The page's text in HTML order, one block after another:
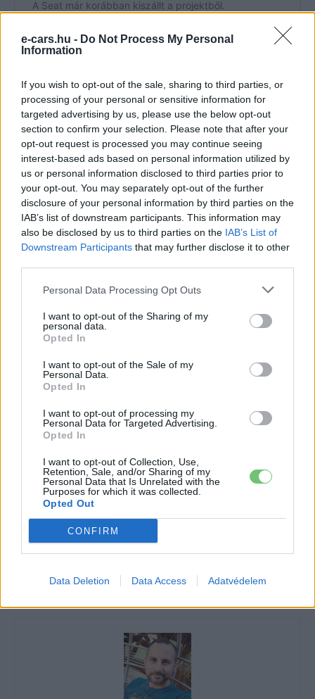
e-cars.hu - Do Not Process My Personal
Information
If you wish to opt-out of the sale, sharing to third parties, or
processing of your personal or sensitive information for
targeted advertising by us, please use the below opt-out
section to confirm your selection. Please note that after your
opt-out request is processed you may continue seeing
interest-based ads based on personal information utilized by
us or personal information disclosed to third parties prior to
your opt-out. You may separately opt-out of the further
disclosure of your personal information by third parties on the
IAB’s list of downstream participants. This information may
also be disclosed by us to third parties on the IAB’s List of
Downstream Participants that may further disclose it to other
Personal Data Processing Opt Outs
I want to opt-out of the Sharing of my
personal data.
Opted In
I want to opt-out of the Sale of my
Personal Data.
Opted In
I want to opt-out of processing my
Personal Data for Targeted Advertising.
Opted In
I want to opt-out of Collection, Use,
Retention, Sale, and/or Sharing of my
Personal Data that Is Unrelated with the
Purposes for which it was collected.
Opted Out
CONFIRM
Data Deletion Data Access Adatvédelem
A Škoda vezetősége egyelőrenem mutat érdeklődést
az alacsony profitot hozó modell iránt
, de a
Volkswagen szerintez a jövőben változhat .
A Renault-val tervezett
együttműködés kudarcot vallott
AVolkswagen eredetileg a Renault-val közösenakarta
megépíteni az ID.1-et, ésaz utóbbi padlólemezét
használta volna, hogycsökkentse a
költségeketésmeggyorsítsa a piaci bevezetést.
miatt kudarcot vallottak, így a Volkswagen
önállóan
folytatta a fejlesztést
vezette az ID.1 projektet.
Kövesd az e-cars.hu-t a Facebookon is, további
tartalmakért!
CÍMKÉK e-mobilitás Elektromobilitás
Elektromos autó
Gyártás
portugália Volkswagen VOlkswagen ID.1